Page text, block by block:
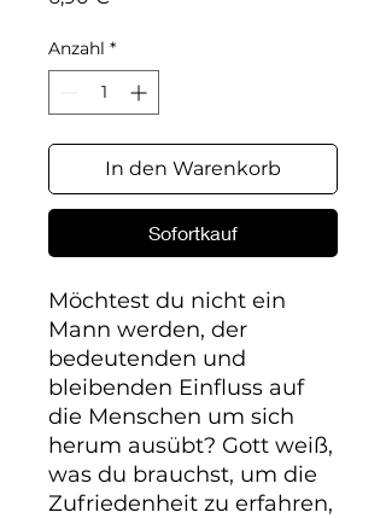
Anzahl *
In den Warenkorb
Sofortkauf
Möchtest du nicht ein
Mann werden, der
bedeutenden und
bleibenden Einfluss auf
die Menschen um sich
herum ausübt? Gott weiß,
was du brauchst, um die
Zufriedenheit zu erfahren,